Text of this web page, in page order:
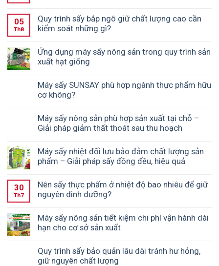
05
Th8
Quy trình sấy bắp ngô giữ chất lượng cao cần
kiểm soát những gì?
Ứng dụng máy sấy nông sản trong quy trình sản
xuất hạt giống
Máy sấy SUNSAY phù hợp ngành thực phẩm hữu
cơ không?
Máy sấy nông sản phù hợp sản xuất tại chỗ –
Giải pháp giảm thất thoát sau thu hoạch
Máy sấy nhiệt đối lưu bảo đảm chất lượng sản
phẩm – Giải pháp sấy đồng đều, hiệu quả
30
Th7
Nên sấy thực phẩm ở nhiệt độ bao nhiêu để giữ
nguyên dinh dưỡng?
Máy sấy nông sản tiết kiệm chi phí vận hành dài
hạn cho cơ sở sản xuất
Quy trình sấy bảo quản lâu dài tránh hư hỏng,
giữ nguyên chất lượng